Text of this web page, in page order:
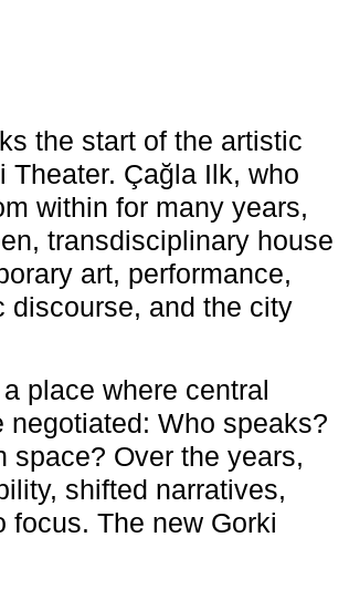
the start of the artistic
Theater. Çağla Ilk, who
within for many years,
transdisciplinary house
art, performance,
discourse, and the city
place where central
Who speaks?
space? Over the years,
shifted narratives,
focus. The new Gorki